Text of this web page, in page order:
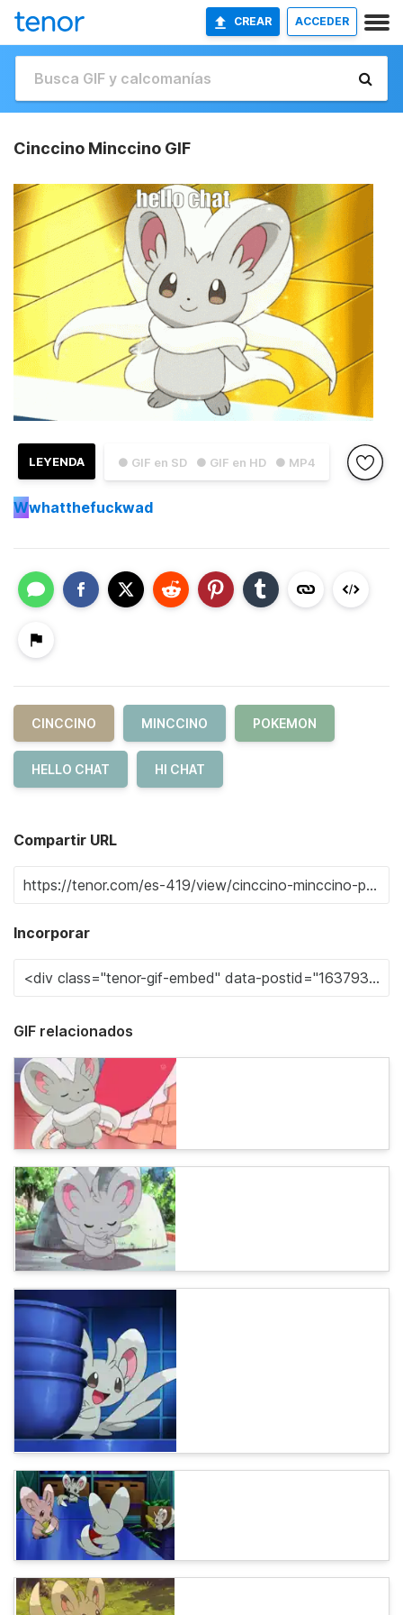
CREAR ACCEDER
Cinccino Minccino GIF
● GIF en SD ● GIF en HD ● MP4
LEYENDA
Wwhatthefuckwad
CINCCINO MINCCINO POKEMON
HELLO CHAT HI CHAT
Compartir URL
Incorporar
GIF relacionados